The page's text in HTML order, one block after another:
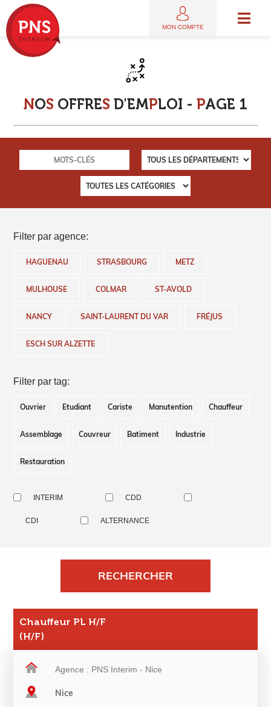
MON COMPTE
NOS OFFRES D'EMPLOI - PAGE 1
Filter par agence:
HAGUENAU STRASBOURG METZ
MULHOUSE COLMAR ST-AVOLD
NANCY SAINT-LAURENT DU VAR FRÉJUS
ESCH SUR ALZETTE
Filter par tag:
Ouvrier Etudiant Cariste Manutention Chauffeur
Assemblage Couvreur Batiment Industrie
Restauration
INTERIM CDD
CDI ALTERNANCE
Chauffeur PL H/F
(H/F)
Agence : PNS Interim - Nice
Nice